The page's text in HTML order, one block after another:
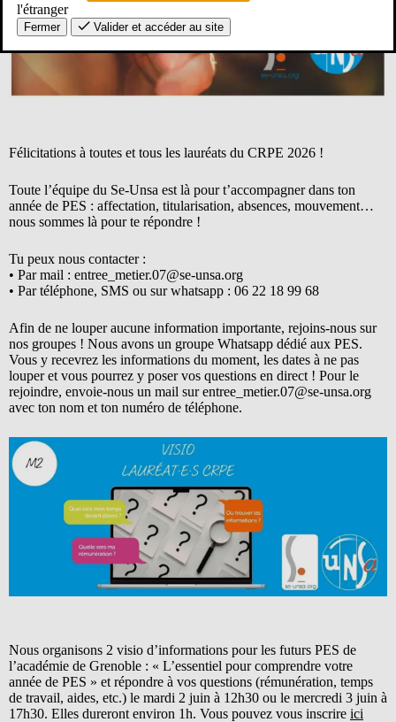
Félicitations à toutes et tous les lauréats du CRPE 2026 !
Toute l’équipe du Se-Unsa est là pour t’accompagner dans ton
année de PES : affectation, titularisation, absences, mouvement…
nous sommes là pour te répondre !
Tu peux nous contacter :
• Par mail : entree_metier.07@se-unsa.org
• Par téléphone, SMS ou sur whatsapp : 06 22 18 99 68
Afin de ne louper aucune information importante, rejoins-nous sur
nos groupes ! Nous avons un groupe Whatsapp dédié aux PES.
Vous y recevrez les informations du moment, les dates à ne pas
louper et vous pourrez y poser vos questions en direct ! Pour le
rejoindre, envoie-nous un mail sur entree_metier.07@se-unsa.org
avec ton nom et ton numéro de téléphone.
Nous organisons 2 visio d’informations pour les futurs PES de
l’académie de Grenoble : « L’essentiel pour comprendre votre
année de PES » et répondre à vos questions (rémunération, temps
de travail, aides, etc.) le mardi 2 juin à 12h30 ou le mercredi 3 juin à
17h30. Elles dureront environ 1h. Vous pouvez vous inscrire ici
l'étranger
Fermer Valider et accéder au site